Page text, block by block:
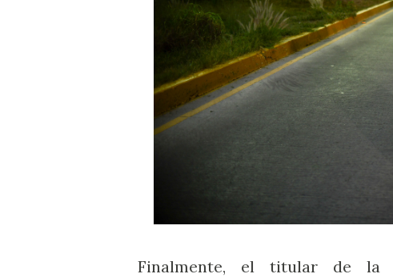
Finalmente, el titular de la